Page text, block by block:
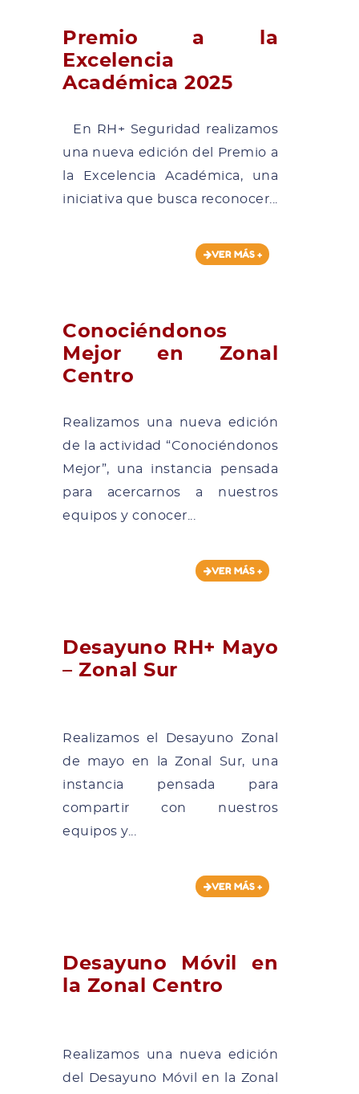
Premio a la
Excelencia
Académica 2025
En RH+ Seguridad realizamos
una nueva edición del Premio a
la Excelencia Académica, una
iniciativa que busca reconocer...
VER MÁS +
Conociéndonos
Mejor en Zonal
Centro
Realizamos una nueva edición
de la actividad “Conociéndonos
Mejor”, una instancia pensada
para acercarnos a nuestros
equipos y conocer...
VER MÁS +
Desayuno RH+ Mayo
– Zonal Sur
Realizamos el Desayuno Zonal
de mayo en la Zonal Sur, una
instancia pensada para
compartir con nuestros
equipos y...
VER MÁS +
Desayuno Móvil en
la Zonal Centro
Realizamos una nueva edición
del Desayuno Móvil en la Zonal